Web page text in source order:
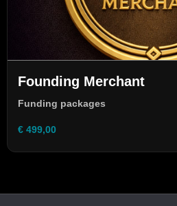
Founding Merchant
Funding packages
€ 499,00